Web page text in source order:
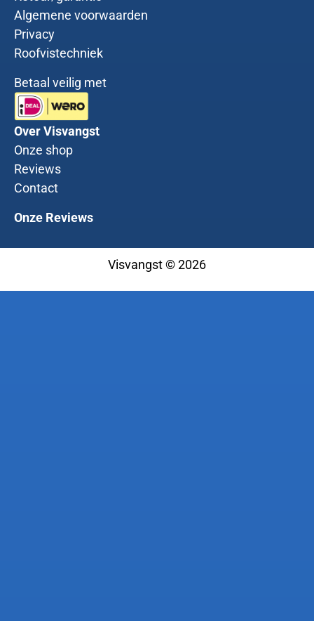
Algemene voorwaarden
Privacy
Roofvistechniek
Betaal veilig met
Over Visvangst
Onze shop
Reviews
Contact
Onze Reviews
Visvangst © 2026